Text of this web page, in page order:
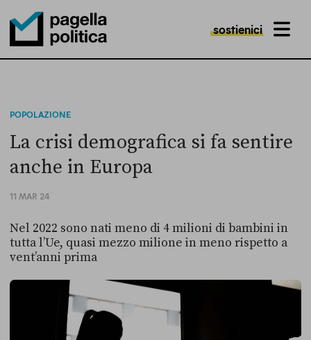
Pagella Politica Logo
sostienici MENU
POPOLAZIONE
La crisi demografica si fa sentire
anche in Europa
11 MAR 24
Nel 2022 sono nati meno di 4 milioni di bambini in
tutta l’Ue, quasi mezzo milione in meno rispetto a
vent’anni prima